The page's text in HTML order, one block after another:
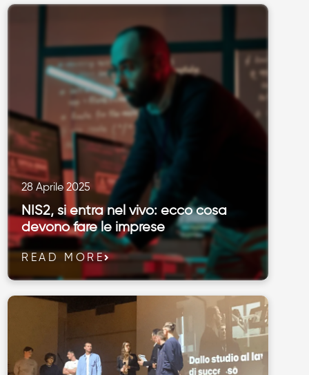
28 Aprile 2025
NIS2, si entra nel vivo: ecco cosa
devono fare le imprese
READ MORE